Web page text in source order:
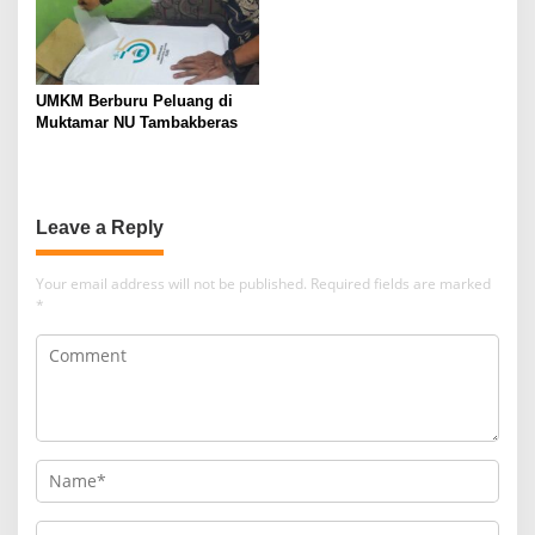
UMKM Berburu Peluang di
Muktamar NU Tambakberas
Leave a Reply
Your email address will not be published. Required fields are marked
*